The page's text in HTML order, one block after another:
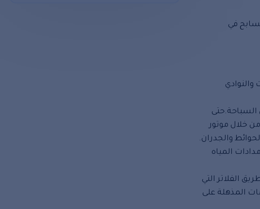
في
السباحة.حتى
خلال موتور
والجدران.
المياه
الفلاتر التي
المذهلة على